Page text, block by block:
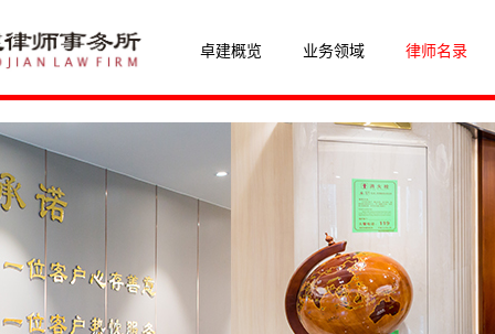
卓建概览 业务领域 律师名录